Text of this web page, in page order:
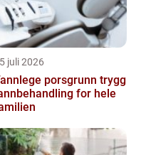
juli 2026
porsgrunn trygg
for hele